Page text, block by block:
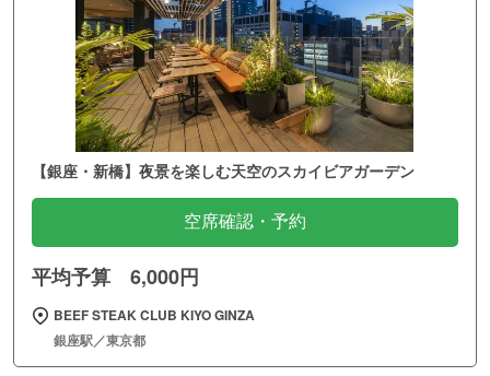
【銀座・新橋】夜景を楽しむ天空のスカイビアガーデン
空席確認・予約
平均予算 6,000円
BEEF STEAK CLUB KIYO GINZA
銀座駅／東京都